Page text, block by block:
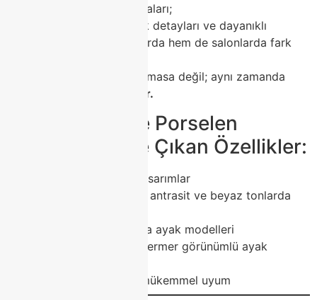
Class Home porselen masaları;
modern çizgiler, zarif ayak detayları ve dayanıklı
yüzeyleriyle hem mutfaklarda hem de salonlarda fark
Her bir model, sadece bir masa değil; aynı zamanda
estetik bir odak noktasıdır.
✨ Class Home Porselen
Masalarda Öne Çıkan Özellikler:
Lüks ve minimalist tasarımlar
Renk uyumu: gri, bej, antrasit ve beyaz tonlarda
Farklı ölçüler ve masa ayak modelleri
Ahşap, metal veya mermer görünümlü ayak
Yemek takımlarıyla mükemmel uyum